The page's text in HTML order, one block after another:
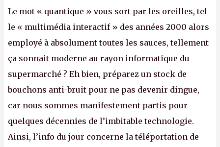
Le mot « quantique » vous sort par les oreilles, tel
le « multimédia interactif » des années 2000 alors
employé à absolument toutes les sauces, tellement
ça sonnait moderne au rayon informatique du
supermarché ? Eh bien, préparez un stock de
bouchons anti-bruit pour ne pas devenir dingue,
car nous sommes manifestement partis pour
quelques décennies de l’imbitable technologie.
Ainsi, l’info du jour concerne la téléportation de